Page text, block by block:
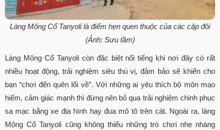
Làng Mông Cổ Tanyoli là điểm hẹn quen thuộc của các cặp đôi
(Ảnh: Sưu tầm)
Làng Mông Cổ Tanyoli còn đặc biệt nổi tiếng khi nơi đây có rất
nhiều hoạt động, trải nghiệm siêu thú vị, đảm bảo sẽ khiến cho
bạn “chơi đến quên lối về”. Với những ai yêu thích bộ môn mạo
hiểm, cảm giác mạnh thì đừng nên bỏ qua trải nghiệm chinh phục
sa mạc bằng xe địa hình hay đua mô tô trên cát. Ngoài ra, làng
Mông Cổ Tanyoli cũng không thiếu những trò chơi nhẹ nhàng